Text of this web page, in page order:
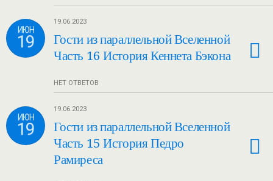
ИЮН
19
19.06.2023
Гости из параллельной Вселенной
Часть 16 История Кеннета Бэкона
НЕТ ОТВЕТОВ
ИЮН
19
19.06.2023
Гости из параллельной Вселенной
Часть 15 История Педро
Рамиреса